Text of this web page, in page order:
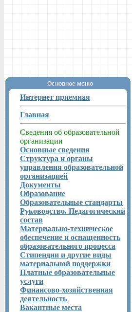
Основное меню
Интернет приемная
Главная
Сведения об образовательной
организации
Основные сведения
Структура и органы
управления образовательной
организацией
Документы
Образование
Образовательные стандарты
Руководство. Педагогический
состав
Материально-техническое
обеспечение и оснащенность
образовательного процесса
Стипендии и другие виды
материальной поддержки
Платные образовательные
услуги
Финансово-хозяйственная
деятельность
Вакантные места